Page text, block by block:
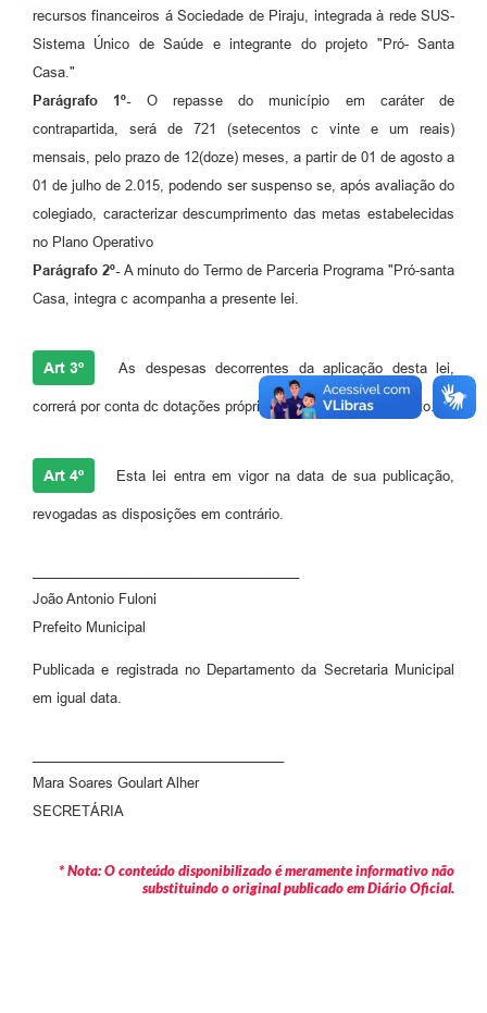
recursos financeiros á Sociedade de Piraju, integrada à rede SUS-
Sistema Único de Saúde e integrante do projeto "Pró- Santa
Casa."
Parágrafo 1º- O repasse do município em caráter de
contrapartida, será de 721 (setecentos c vinte e um reais)
mensais, pelo prazo de 12(doze) meses, a partir de 01 de agosto a
01 de julho de 2.015, podendo ser suspenso se, após avaliação do
colegiado, caracterizar descumprimento das metas estabelecidas
no Plano Operativo
Parágrafo 2º- A minuto do Termo de Parceria Programa "Pró-santa
Casa, integra c acompanha a presente lei.
Art 3º As despesas decorrentes da aplicação desta lei,
correrá por conta dc dotações próprias, vigentes no Orçamento.
Art 4º Esta lei entra em vigor na data de sua publicação,
revogadas as disposições em contrário.
João Antonio Fuloni
Prefeito Municipal
Publicada e registrada no Departamento da Secretaria Municipal
em igual data.
Mara Soares Goulart Alher
SECRETÁRIA
* Nota: O conteúdo disponibilizado é meramente informativo não
substituindo o original publicado em Diário Oficial.